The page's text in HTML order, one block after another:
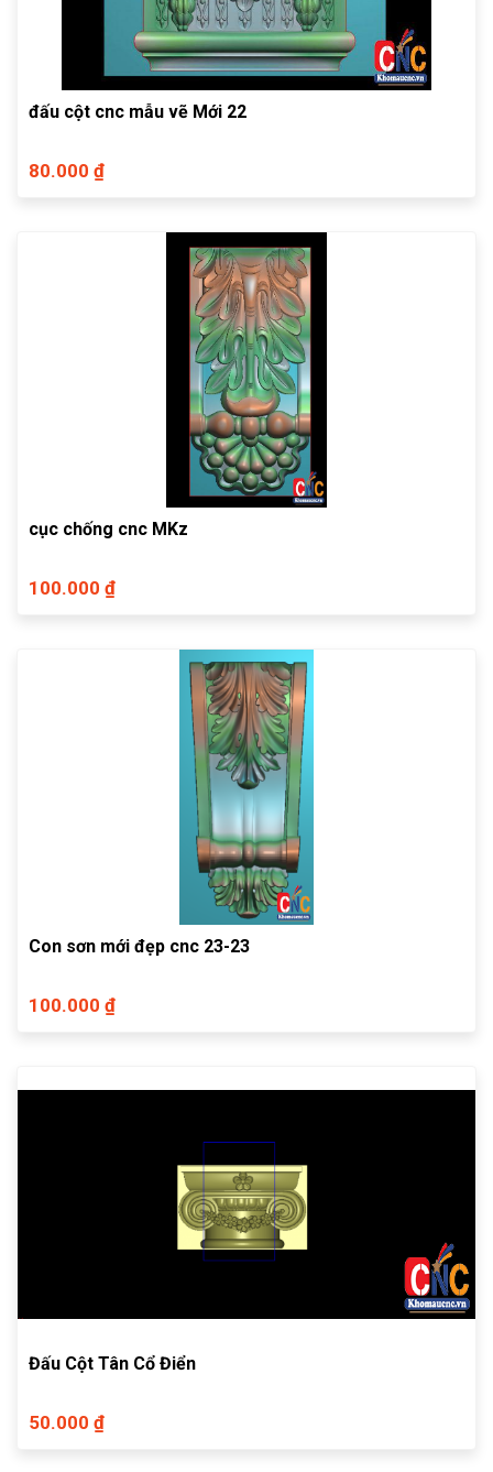
đấu cột cnc mẫu vẽ Mới 22
80.000 ₫
cục chống cnc MKz
100.000 ₫
Con sơn mới đẹp cnc 23-23
100.000 ₫
Đấu Cột Tân Cổ Điển
50.000 ₫